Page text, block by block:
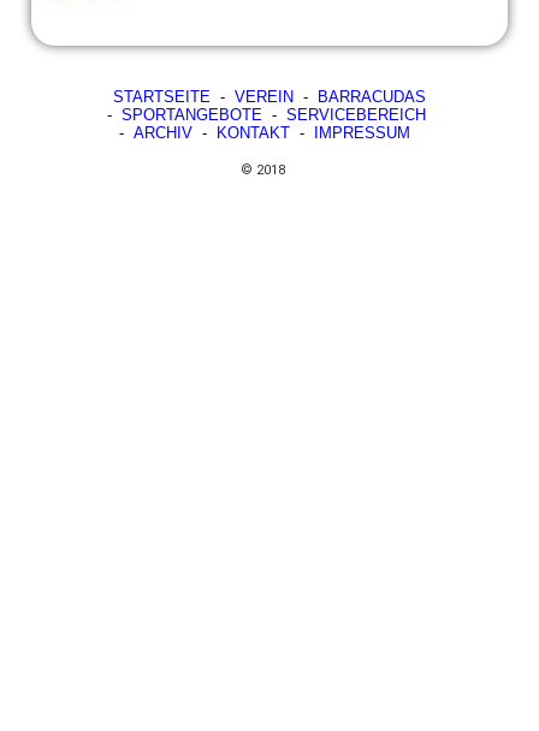
STARTSEITE- VEREIN -
BARRACUDAS
-SPORTANGEBOTE -SERVICEBEREICH
- ARCHIV- KONTAKT- IMPRESSUM
© 2018